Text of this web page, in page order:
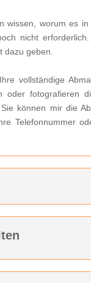
wissen, worum es
nicht
dazu geben.
vollständige
oder fotografieren
können mir die
Telefonnummer